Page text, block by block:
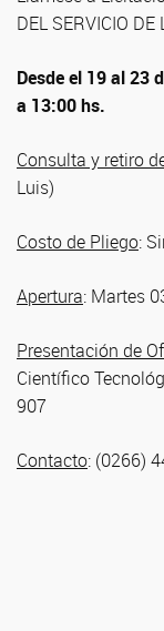
DEL SERVICIO DE
Desde el 19 al 23
a 13:00 hs.
Consulta y retiro
Luis)
Costo de Pliego:
Apertura: Martes
Presentación de
Científico
907
Contacto: (0266)